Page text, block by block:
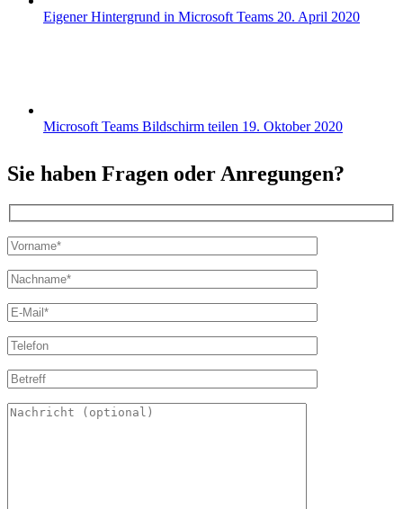
Eigener Hintergrund in Microsoft Teams 20. April 2020
Microsoft Teams Bildschirm teilen 19. Oktober 2020
Sie haben Fragen oder Anregungen?